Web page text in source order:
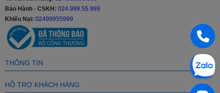
Tiện
ích
Chạy êm và bền (truyền động trực tiếp), Inverter tiết
kiệm điện, Giặt đồ trẻ em, Tự động phân bổ nước giặt
và nước xả
Giá
Từ 8 - 10
triệu,Từ 10 - 15 triệu
Bảo Hành - CSKH: 024.999.55.999
Khiếu Nại: 02499955999
THÔNG TIN
HỖ TRỢ KHÁCH HÀNG